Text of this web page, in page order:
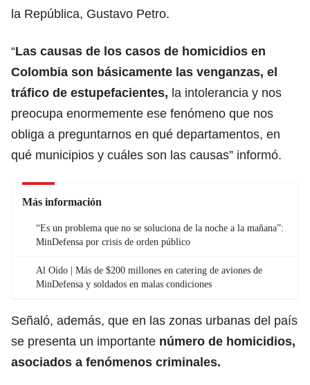
la República, Gustavo Petro.
“Las causas de los casos de homicidios en
Colombia son básicamente las venganzas, el
tráfico de estupefacientes, la intolerancia y nos
preocupa enormemente ese fenómeno que nos
obliga a preguntarnos en qué departamentos, en
qué municipios y cuáles son las causas” informó.
Más información
“Es un problema que no se soluciona de la noche a la mañana”:
MinDefensa por crisis de orden público
Al Oído | Más de $200 millones en catering de aviones de
MinDefensa y soldados en malas condiciones
Señaló, además, que en las zonas urbanas del país
se presenta un importante número de homicidios,
asociados a fenómenos criminales.